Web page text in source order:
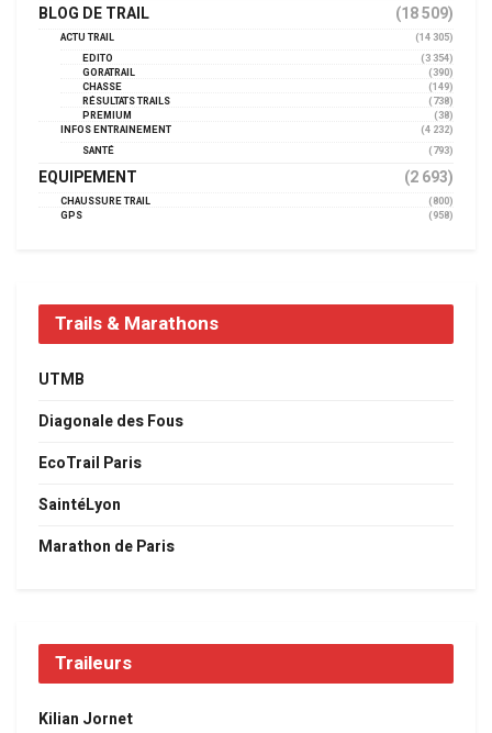
BLOG DE TRAIL (18 509)
ACTU TRAIL
(14 305)
EDITO
(3 354)
GORATRAIL
(390)
CHASSE
(149)
RÉSULTATS TRAILS
(738)
PREMIUM
(38)
INFOS ENTRAINEMENT
(4 232)
SANTÉ
(793)
EQUIPEMENT (2 693)
CHAUSSURE TRAIL
(800)
GPS
(958)
Trails & Marathons
UTMB
Diagonale des Fous
EcoTrail Paris
SaintéLyon
Marathon de Paris
Traileurs
Kilian Jornet